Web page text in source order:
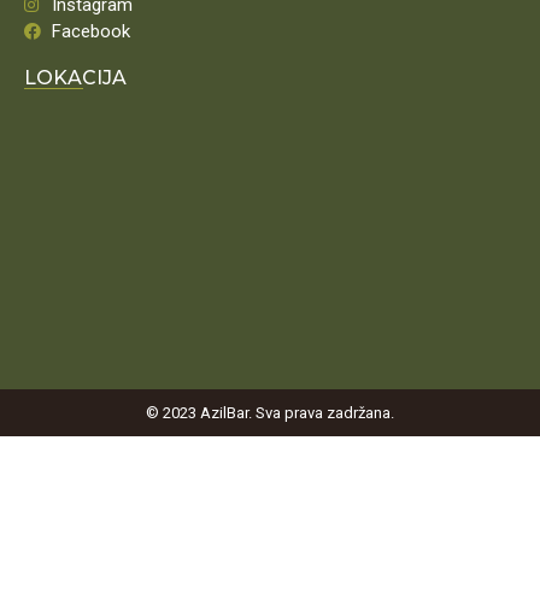
Instagram
Facebook
LOKACIJA
© 2023 AzilBar. Sva prava zadržana.